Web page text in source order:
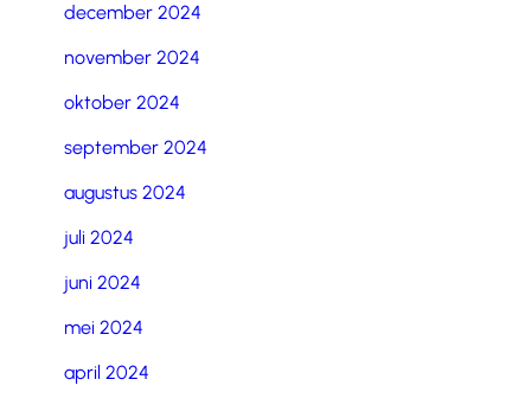
december 2024
november 2024
oktober 2024
september 2024
augustus 2024
juli 2024
juni 2024
mei 2024
april 2024